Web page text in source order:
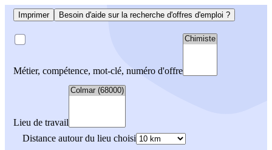
Imprimer Besoin d'aide sur la recherche d'offres d'emploi ?
Métier, compétence, mot-clé, numéro d'offre
Lieu de travail
Distance autour du lieu choisi